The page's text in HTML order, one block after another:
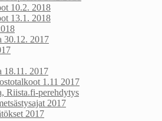
10.2. 2018
13.1. 2018
30.12. 2017
18.11. 2017
1.11 2017
Riista.fi-perehdytys
2017
2017